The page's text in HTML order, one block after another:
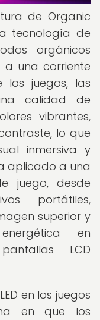
de Organic
tecnología de
orgánicos
a una corriente
los juegos, las
calidad de
vibrantes,
lo que
inmersiva y
aplicado a una
juego, desde
portátiles,
superior y
en
LCD
en los juegos
en que los